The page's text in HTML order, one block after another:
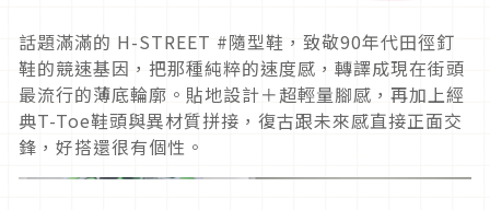
話題滿滿的 H-STREET #隨型鞋，致敬90年代田徑釘
鞋的競速基因，把那種純粹的速度感，轉譯成現在街頭
最流行的薄底輪廓。貼地設計＋超輕量腳感，再加上經
典T-Toe鞋頭與異材質拼接，復古跟未來感直接正面交
鋒，好搭還很有個性。